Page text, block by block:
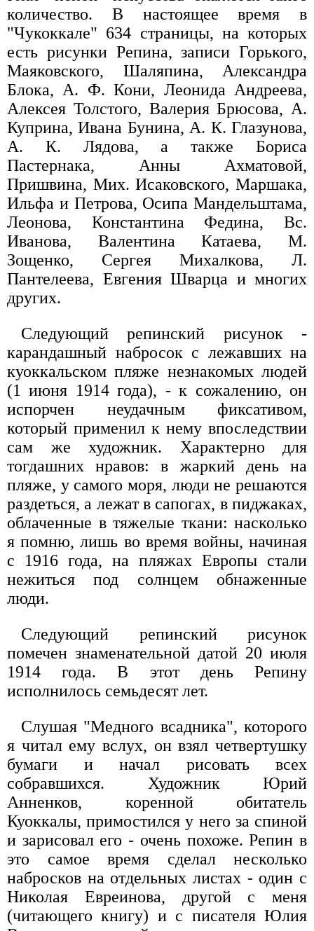
количество. В настоящее время в
"Чукоккале" 634 страницы, на которых
есть рисунки Репина, записи Горького,
Маяковского, Шаляпина, Александра
Блока, А. Ф. Кони, Леонида Андреева,
Алексея Толстого, Валерия Брюсова, А.
Куприна, Ивана Бунина, А. К. Глазунова,
А. К. Лядова, а также Бориса
Пастернака, Анны Ахматовой,
Пришвина, Мих. Исаковского, Маршака,
Ильфа и Петрова, Осипа Мандельштама,
Леонова, Константина Федина, Вс.
Иванова, Валентина Катаева, М.
Зощенко, Сергея Михалкова, Л.
Пантелеева, Евгения Шварца и многих
других.
Следующий репинский рисунок -
карандашный набросок с лежавших на
куоккальском пляже незнакомых людей
(1 июня 1914 года), - к сожалению, он
испорчен неудачным фиксативом,
который применил к нему впоследствии
сам же художник. Характерно для
тогдашних нравов: в жаркий день на
пляже, у самого моря, люди не решаются
раздеться, а лежат в сапогах, в пиджаках,
облаченные в тяжелые ткани: насколько
я помню, лишь во время войны, начиная
с 1916 года, на пляжах Европы стали
нежиться под солнцем обнаженные
люди.
Следующий репинский рисунок
помечен знаменательной датой 20 июля
1914 года. В этот день Репину
исполнилось семьдесят лет.
Слушая "Медного всадника", которого
я читал ему вслух, он взял четвертушку
бумаги и начал рисовать всех
собравшихся. Художник Юрий
Анненков, коренной обитатель
Куоккалы, примостился у него за спиной
и зарисовал его - очень похоже. Репин в
это самое время сделал несколько
набросков на отдельных листах - один с
Николая Евреинова, другой с меня
(читающего книгу) и с писателя Юлия